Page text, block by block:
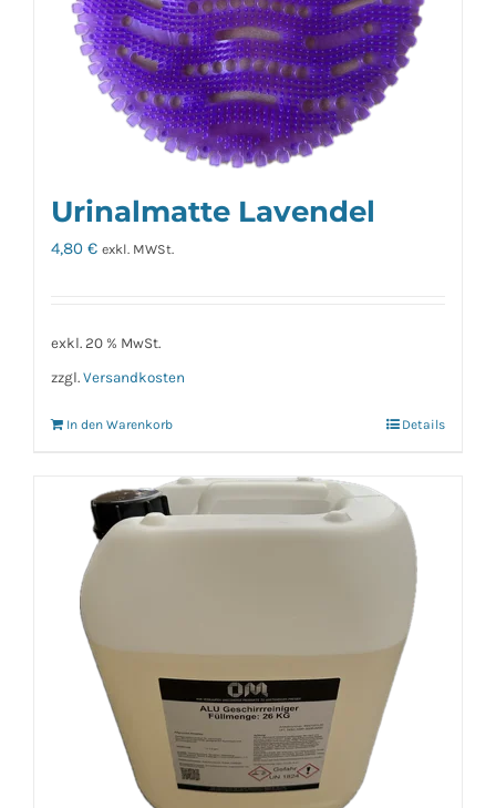
Urinalmatte Lavendel
4,80 € exkl. MWSt.
exkl. 20 % MwSt.
zzgl. Versandkosten
In den Warenkorb Details